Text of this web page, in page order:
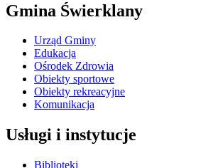
Gmina Świerklany
Urząd Gminy
Edukacja
Ośrodek Zdrowia
Obiekty sportowe
Obiekty rekreacyjne
Komunikacja
Usługi i instytucje
Biblioteki